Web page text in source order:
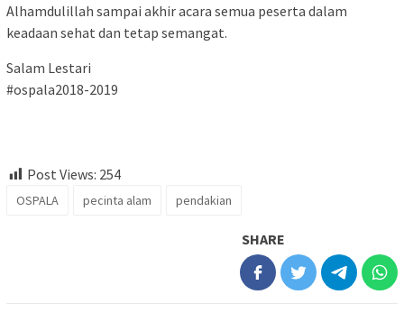
Alhamdulillah sampai akhir acara semua peserta dalam
keadaan sehat dan tetap semangat.
Salam Lestari
#ospala2018-2019
Post Views: 254
OSPALA pecinta alam pendakian
SHARE